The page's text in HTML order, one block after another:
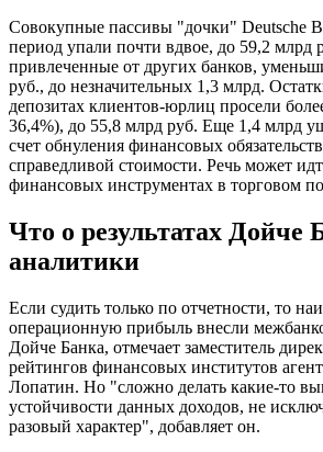
Совокупные пассивы "дочки" Deutsche
период упали почти вдвое, до 59,2 млрд
привлеченные от других банков,
руб., до незначительных 1,3 млрд.
депозитах клиентов-юрлиц просели
36,4%), до 55,8 млрд руб. Еще 1,4 млрд
счет обнуления финансовых
справедливой стоимости. Речь может
финансовых инструментах в торговом
Что о результатах Дойче
аналитики
Если судить только по отчетности, то
операционную прибыль внесли
Дойче Банка, отмечает заместитель
рейтингов финансовых институтов
Лопатин. Но "сложно делать какие-то
устойчивости данных доходов, не
разовый характер", добавляет он.